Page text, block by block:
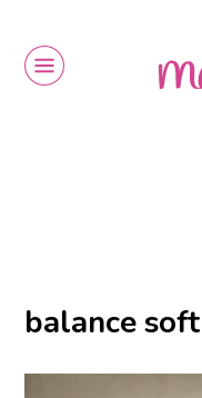
balance soft